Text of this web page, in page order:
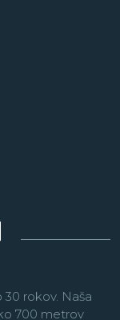
30 rokov. Naša
700 metrov